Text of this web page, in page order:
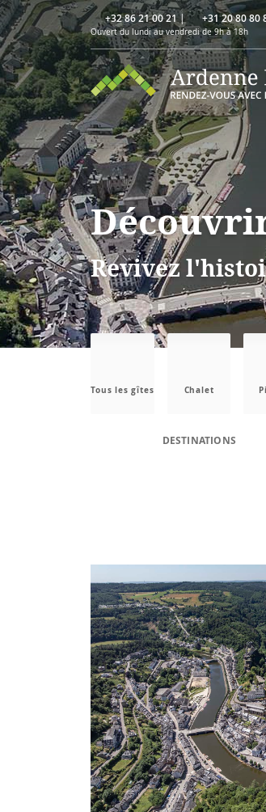
+32 86 21 00 21| +31 20 80 80
Ouvert du lundi au vendredi de 9h à 18h
Revivez
Tous les gîtes Chalet
DESTINATIONS